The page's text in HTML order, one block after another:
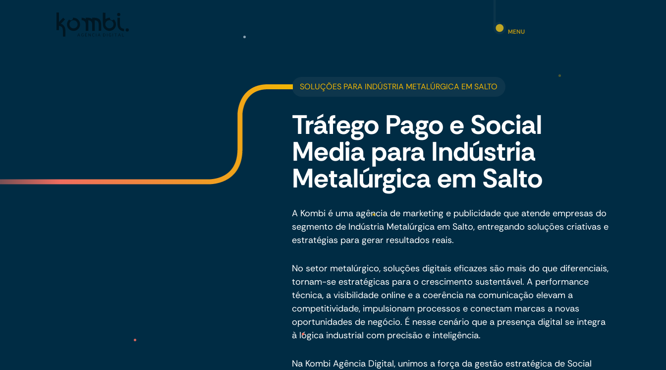
MENU
SOLUÇÕES PARA INDÚSTRIA METALÚRGICA EM SALTO
Tráfego Pago e Social
Media para Indústria
Metalúrgica em Salto
A Kombi é uma agência de marketing e publicidade que atende empresas do
segmento de Indústria Metalúrgica em Salto, entregando soluções criativas e
estratégias para gerar resultados reais.
No setor metalúrgico, soluções digitais eficazes são mais do que diferenciais,
tornam-se estratégicas para o crescimento sustentável. A performance
técnica, a visibilidade online e a coerência na comunicação elevam a
competitividade, impulsionam processos e conectam marcas a novas
oportunidades de negócio. É nesse cenário que a presença digital se integra
à lógica industrial com precisão e inteligência.
Na Kombi Agência Digital, unimos a força da gestão estratégica de Social